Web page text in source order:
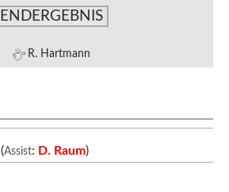
ENDERGEBNIS
R. Hartmann
(Assist: D. Raum)